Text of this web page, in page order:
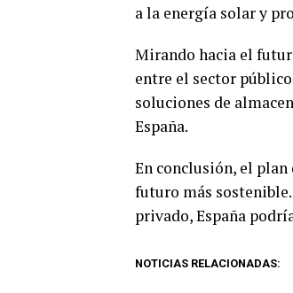
a la energía solar y
Mirando hacia el
entre el sector
soluciones de
España.
En conclusión, el plan
futuro más
privado, España
NOTICIAS RELACIONADAS: